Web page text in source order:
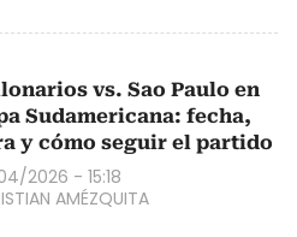
vs. Sao Paulo en
Sudamericana: fecha,
y cómo seguir el partido
2026 - 15:18
AMÉZQUITA